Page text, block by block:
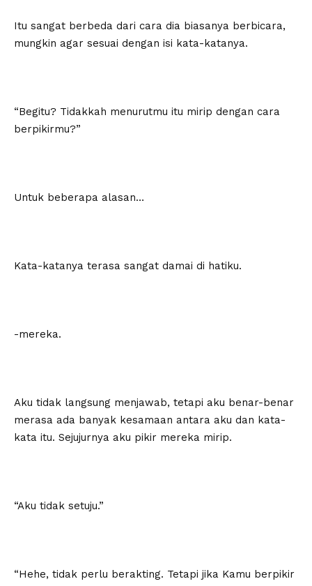
Itu sangat berbeda dari cara dia biasanya berbicara,
mungkin agar sesuai dengan isi kata-katanya.
“Begitu? Tidakkah menurutmu itu mirip dengan cara
berpikirmu?”
Untuk beberapa alasan…
Kata-katanya terasa sangat damai di hatiku.
-mereka.
Aku tidak langsung menjawab, tetapi aku benar-benar
merasa ada banyak kesamaan antara aku dan kata-
kata itu. Sejujurnya aku pikir mereka mirip.
“Aku tidak setuju.”
“Hehe, tidak perlu berakting. Tetapi jika Kamu berpikir